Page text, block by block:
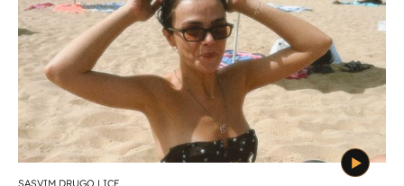
SASVIM DRUGO LICE